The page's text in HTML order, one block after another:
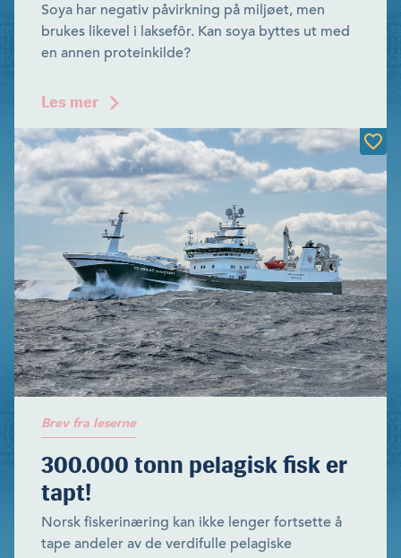
Soya har negativ påvirkning på miljøet, men
brukes likevel i laksefôr. Kan soya byttes ut med
en annen proteinkilde?
Les mer
Brev fra leserne
300.000 tonn pelagisk fisk er
tapt!
Norsk fiskerinæring kan ikke lenger fortsette å
tape andeler av de verdifulle pelagiske